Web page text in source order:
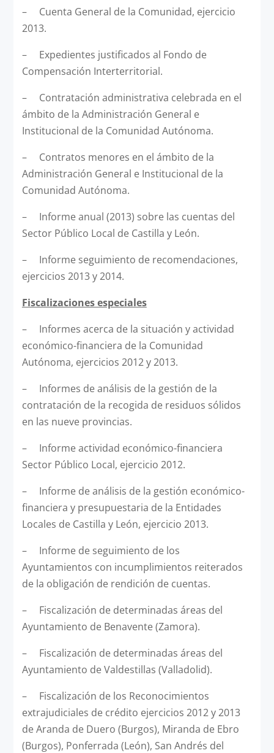
– Cuenta General de la Comunidad, ejercicio
2013.
– Expedientes justificados al Fondo de
Compensación Interterritorial.
– Contratación administrativa celebrada en el
ámbito de la Administración General e
Institucional de la Comunidad Autónoma.
– Contratos menores en el ámbito de la
Administración General e Institucional de la
Comunidad Autónoma.
– Informe anual (2013) sobre las cuentas del
Sector Público Local de Castilla y León.
– Informe seguimiento de recomendaciones,
ejercicios 2013 y 2014.
Fiscalizaciones especiales
– Informes acerca de la situación y actividad
económico-financiera de la Comunidad
Autónoma, ejercicios 2012 y 2013.
– Informes de análisis de la gestión de la
contratación de la recogida de residuos sólidos
en las nueve provincias.
– Informe actividad económico-financiera
Sector Público Local, ejercicio 2012.
– Informe de análisis de la gestión económico-
financiera y presupuestaria de la Entidades
Locales de Castilla y León, ejercicio 2013.
– Informe de seguimiento de los
Ayuntamientos con incumplimientos reiterados
de la obligación de rendición de cuentas.
– Fiscalización de determinadas áreas del
Ayuntamiento de Benavente (Zamora).
– Fiscalización de determinadas áreas del
Ayuntamiento de Valdestillas (Valladolid).
– Fiscalización de los Reconocimientos
extrajudiciales de crédito ejercicios 2012 y 2013
de Aranda de Duero (Burgos), Miranda de Ebro
(Burgos), Ponferrada (León), San Andrés del